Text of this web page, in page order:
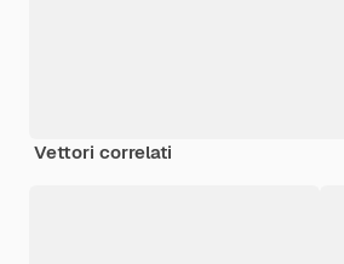
Vettori correlati